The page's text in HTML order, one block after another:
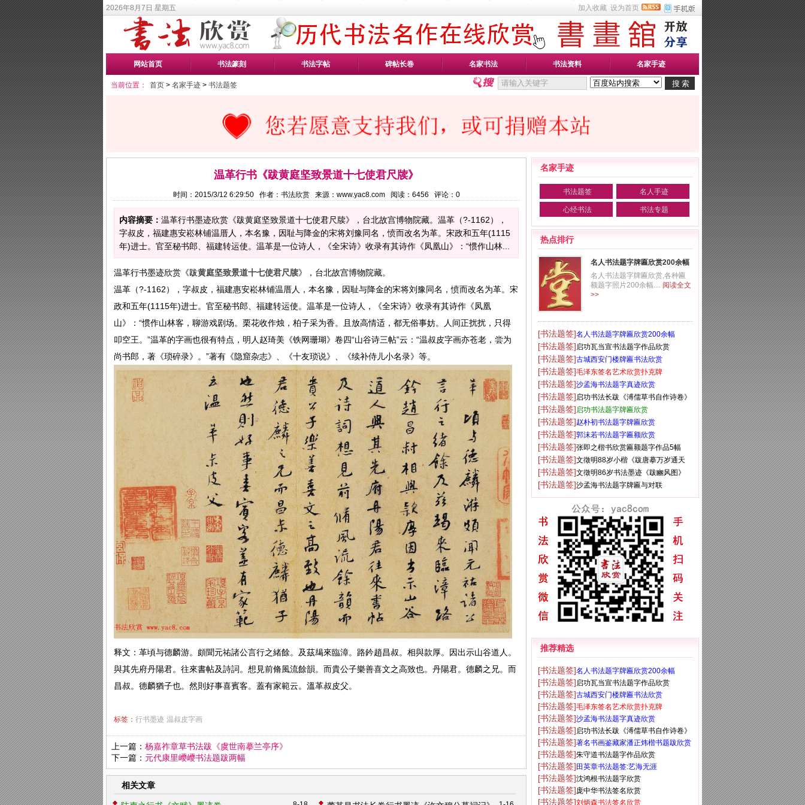
2026年8月7日 星期五 加入收藏 设为首页
网站首页 书法篆刻 书法字帖 碑帖长卷 名家书法 书法资料 名家手迹
当前位置： 首页 > 名家手迹 > 书法题签
温革行书《跋黄庭坚致景道十七使君尺牍》
时间：2015/3/12 6:29:50 作者：书法欣赏 来源：www.yac8.com 阅读： 6456 评论： 0
内容摘要： 温革行书墨迹欣赏《跋黄庭坚致景道十七使君尺牍》，台北故宫博物院藏。温革（?-1162），
字叔皮，福建惠安崧林铺温厝人，本名豫，因耻与降金的宋将刘豫同名，愤而改名为革。宋政和五年(1115
年)进士。官至秘书郎、福建转运使。温革是一位诗人，《全宋诗》收录有其诗作《凤凰山》：“惯作山林...
温革行书墨迹欣赏《跋黄庭坚致景道十七使君尺牍》，台北故宫博物院藏。
温革（?-1162），字叔皮，福建惠安崧林铺温厝人，本名豫，因耻与降金的宋将刘豫同名，愤而改名为革。宋
政和五年(1115年)进士。官至秘书郎、福建转运使。温革是一位诗人，《全宋诗》收录有其诗作《凤凰
山》：“惯作山林客，聊游戏剧场。栗花收作烛，柏子采为香。且放高情适，都无俗事妨。人间正扰扰，只得
叩空王。”温革的字画也很有特点，明人赵琦美《铁网珊瑚》卷四“山谷诗三帖”云：“温叔皮字画亦苍老，尝为
尚书郎，著《琐碎录》。”著有《隐窟杂志》、《十友琐说》、《续补侍儿小名录》等。
释文：革頃与德麟游。頗聞元祐諸公言行之緒餘。及茲朅來臨漳。路鈐趙昌叔。相與款厚。因出示山谷道人。
與其先府丹陽君。往來書帖及詩詞。想見前脩風流餘韻。而貴公子樂善喜文之高致也。丹陽君。德麟之兄。而
昌叔。德麟猶子也。然則好事喜賓客。蓋有家範云。溫革叔皮父。
标签： 行书墨迹 温叔皮字画
上一篇： 杨嘉祚章草书法跋《虞世南摹兰亭序》
下一篇： 元代康里巎巎书法题跋两幅
相关文章
名家手迹
书法题签 名人手迹
心经书法 书法专题
热点排行
名人书法题字牌匾欣赏200余幅
名人书法题字牌匾欣赏,各种匾
额题字照片200余幅.... 阅读全文
>>
[书法题签]名人书法题字牌匾欣赏200余幅
[书法题签]启功瓦当宣书法题字作品欣赏
[书法题签]古城西安门楼牌匾书法欣赏
[书法题签]毛泽东签名艺术欣赏扑克牌
[书法题签]沙孟海书法题字真迹欣赏
[书法题签]启功书法长跋《溥儒草书自作诗卷》
[书法题签]启功书法题字牌匾欣赏
[书法题签]赵朴初书法题字牌匾欣赏
[书法题签]郭沫若书法题字匾额欣赏
[书法题签]张即之楷书欣赏匾额题字作品5幅
[书法题签]文徵明88岁小楷《跋唐摹万岁通天
帖》
[书法题签]文徵明86岁书法墨迹《跋豳风图》
[书法题签]沙孟海书法题字牌匾与对联
推荐精选
[书法题签]名人书法题字牌匾欣赏200余幅
[书法题签]启功瓦当宣书法题字作品欣赏
[书法题签]古城西安门楼牌匾书法欣赏
[书法题签]毛泽东签名艺术欣赏扑克牌
[书法题签]沙孟海书法题字真迹欣赏
[书法题签]启功书法长跋《溥儒草书自作诗卷》
[书法题签]著名书画鉴藏家潘正炜楷书题跋欣赏
[书法题签]朱守道书法题字作品欣赏
[书法题签] 田英章书法题签:艺海无涯
[书法题签]沈鸿根书法题字欣赏
[书法题签]庞中华书法签名欣赏
[书法题签]刘炳森书法签名欣赏